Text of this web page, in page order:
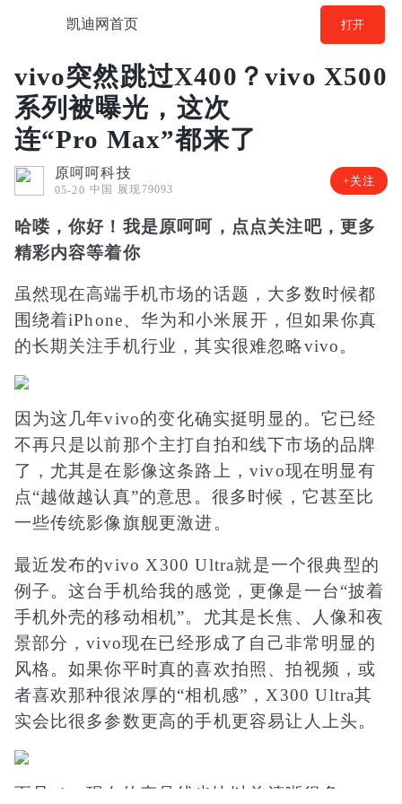
凯迪网首页 打开
vivo突然跳过X400？vivo X500
系列被曝光，这次
连“Pro Max”都来了
原呵呵科技
05-20 中国 展现79093
+关注
哈喽，你好！我是原呵呵，点点关注吧，更多
精彩内容等着你
虽然现在高端手机市场的话题，大多数时候都
围绕着iPhone、华为和小米展开，但如果你真
的长期关注手机行业，其实很难忽略vivo。
因为这几年vivo的变化确实挺明显的。它已经
不再只是以前那个主打自拍和线下市场的品牌
了，尤其是在影像这条路上，vivo现在明显有
点“越做越认真”的意思。很多时候，它甚至比
一些传统影像旗舰更激进。
最近发布的vivo X300 Ultra就是一个很典型的
例子。这台手机给我的感觉，更像是一台“披着
手机外壳的移动相机”。尤其是长焦、人像和夜
景部分，vivo现在已经形成了自己非常明显的
风格。如果你平时真的喜欢拍照、拍视频，或
者喜欢那种很浓厚的“相机感”，X300 Ultra其
实会比很多参数更高的手机更容易让人上头。
而且vivo现在的产品线也比以前清晰很多。